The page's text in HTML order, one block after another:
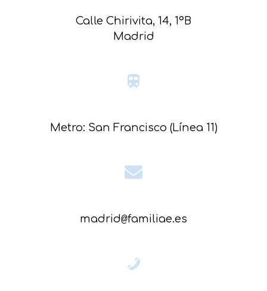
Calle Chirivita, 14, 1ºB
Madrid
Metro: San Francisco (Línea 11)
madrid@familiae.es